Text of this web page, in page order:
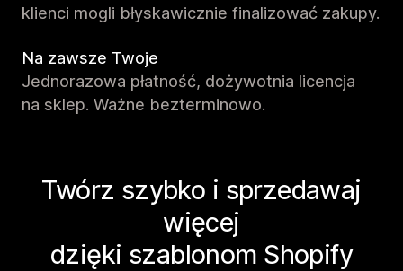
klienci mogli błyskawicznie finalizować zakupy.
Na zawsze Twoje
Jednorazowa płatność, dożywotnia licencja
na sklep. Ważne bezterminowo.
Twórz szybko i sprzedawaj
więcej
dzięki szablonom Shopify